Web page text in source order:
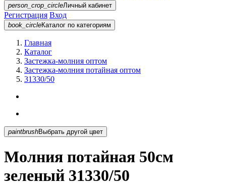
person_crop_circleЛичный кабинет
Регистрация Вход
book_circleКаталог по категориям
Главная
Каталог
Застежка-молния оптом
Застежка-молния потайная оптом
31330/50
paintbrush Выбрать другой цвет
Молния потайная 50см
зеленый 31330/50